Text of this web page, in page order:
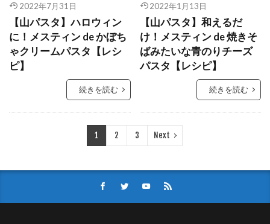
2022年7月31日
【山パスタ】ハロウィン
に！メスティン de かぼち
ゃクリームパスタ【レシ
ピ】
続きを読む
2022年1月13日
【山パスタ】和えるだ
け！メスティン de 焼きそ
ばみたいな青のりチーズ
パスタ【レシピ】
続きを読む
1 2 3 Next